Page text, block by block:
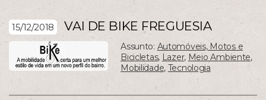
15/12/2018 VAI DE BIKE FREGUESIA
Assunto: Automóveis, Motos e
Bicicletas, Lazer, Meio Ambiente,
Mobilidade, Tecnologia